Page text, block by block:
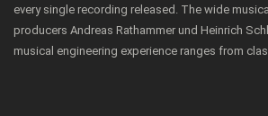
every single recording released. The wide
producers Andreas Rathammer und Heinrich
musical engineering experience ranges from